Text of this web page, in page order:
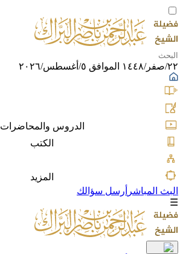
٢٢/صفر/١٤٤٨ الموافق ٥/أغسطس/٢٠٢٦
الدروس والمحاضرات
الكتب
المزيد
البث المباشر أرسل سؤالك
☰